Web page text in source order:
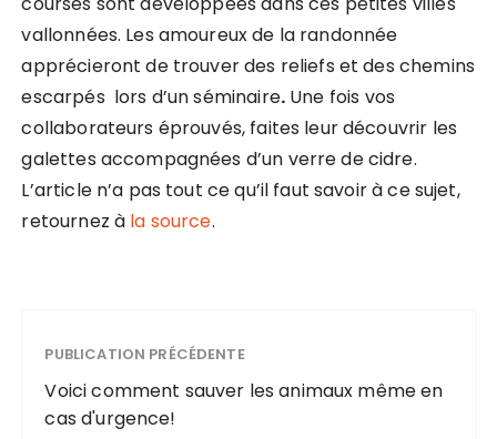
vallonnées. Les amoureux de la randonnée
apprécieront de trouver des reliefs et des chemins
escarpés lors d’un séminaire. Une fois vos
collaborateurs éprouvés, faites leur découvrir les
galettes accompagnées d’un verre de cidre.
L’article n’a pas tout ce qu’il faut savoir à ce sujet,
retournez à la source.
PUBLICATION PRÉCÉDENTE
Voici comment sauver les animaux même en
cas d'urgence!